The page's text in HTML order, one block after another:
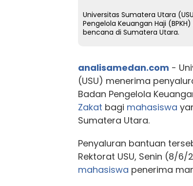
Universitas Sumatera Utara
Pengelola Keuangan Haji
bencana di Sumatera Utara.
analisamedan.com -
(USU) menerima
Badan Pengelola
Zakat bagi mahasiswa
Sumatera Utara.
Penyaluran bantuan
Rektorat USU, Senin (8/
mahasiswa penerima